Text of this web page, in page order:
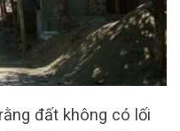
đất không có lối